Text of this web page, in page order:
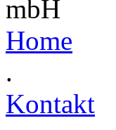
mbH
Home
.
Kontakt